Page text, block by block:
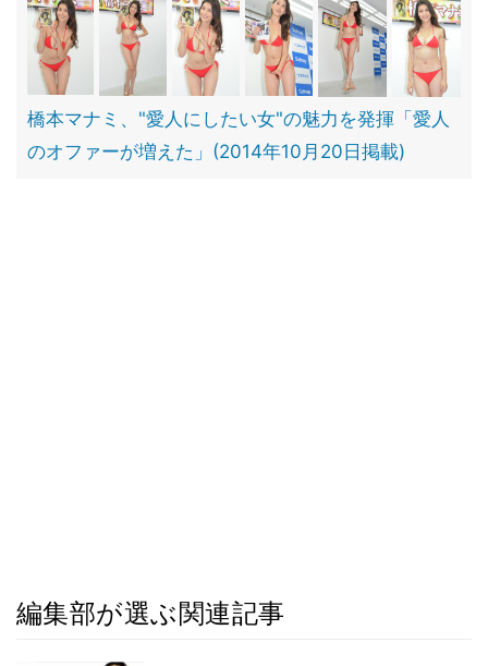
橋本マナミ、"愛人にしたい女"の魅力を発揮「愛人
のオファーが増えた」(2014年10月20日掲載)
編集部が選ぶ関連記事